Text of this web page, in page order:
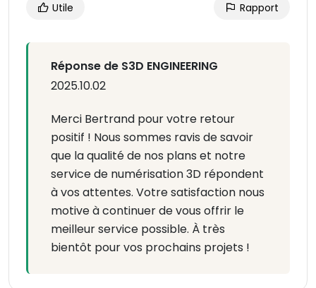
Utile Rapport
Réponse de S3D ENGINEERING
2025.10.02
Merci Bertrand pour votre retour
positif ! Nous sommes ravis de savoir
que la qualité de nos plans et notre
service de numérisation 3D répondent
à vos attentes. Votre satisfaction nous
motive à continuer de vous offrir le
meilleur service possible. À très
bientôt pour vos prochains projets !